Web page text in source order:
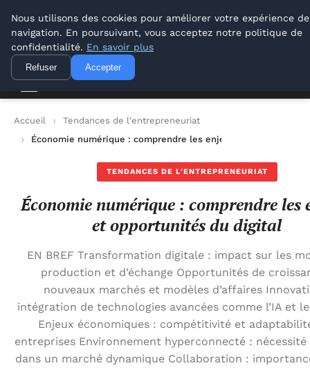
Lyon Photos
Lyon Photos
Accueil
Tendances de l'entrepreneuriat
Économie numérique : comprendre les enjeux et
TENDANCES DE L'ENTREPRENEURIAT
Économie numérique : comprendre les
et opportunités du digital
EN BREF Transformation digitale : impact sur les
production et d’échange Opportunités de
nouveaux marchés et modèles d’affaires
intégration de technologies avancées comme l’IA et
Enjeux économiques : compétitivité et
entreprises Environnement hyperconnecté : nécessité
dans un marché dynamique Collaboration :
Nous utilisons des cookies pour améliorer votre expérience de
navigation. En poursuivant, vous acceptez notre politique de
confidentialité. En savoir plus
Refuser Accepter